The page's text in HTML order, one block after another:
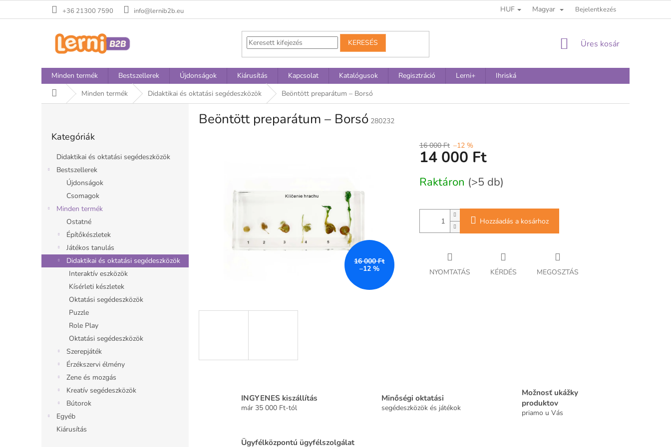
+36 21300 7590 info@lernib2b.eu HUF Magyar Bejelentkezés
KERESÉS KOSÁR
Üres kosár
Minden termék Bestszellerek Újdonságok Kiárusítás Kapcsolat Katalógusok Regisztráció Lerni+
Ihriská
KezdőlapMinden termék Didaktikai és oktatási segédeszközök Beöntött preparátum – Borsó
átugrása
Kategóriák
Didaktikai és oktatási segédeszközök
Bestszellerek
Újdonságok
Csomagok
Minden termék
Ostatné
Építőkészletek
Játékos tanulás
Didaktikai és oktatási segédeszközök
Interaktív eszközök
Kísérleti készletek
Oktatási segédeszközök
Puzzle
Role Play
Oktatási segédeszközök
Szerepjáték
Érzékszervi élmény
Zene és mozgás
Kreatív segédeszközök
Bútorok
Egyéb
Kiárusítás
Beöntött preparátum – Borsó 280232
16 000 Ft
–12 %
16 000 Ft –12 %
14 000 Ft
Raktáron (>5 db)
Hozzáadás a kosárhoz
NYOMTATÁS KÉRDÉS MEGOSZTÁS
INGYENES kiszállítás
már 35 000 Ft-tól
Minőségi oktatási
segédeszközök és játékok
Možnosť ukážky
produktov
priamo u Vás
Ügyfélközpontú ügyfélszolgálat